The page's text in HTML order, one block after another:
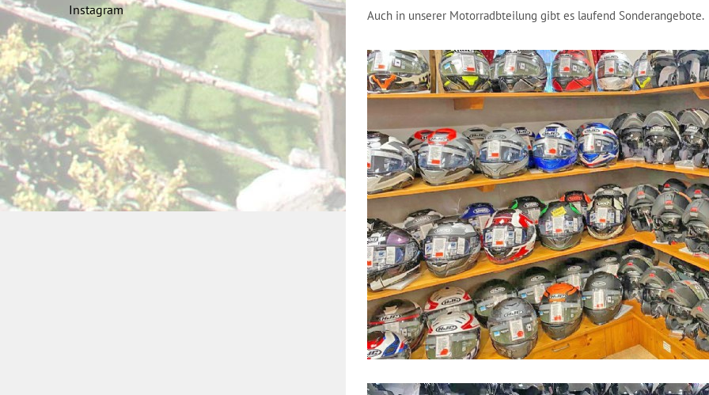
Auch in unserer Motorradbteilung gibt es laufend Sonderangebote.
Instagram